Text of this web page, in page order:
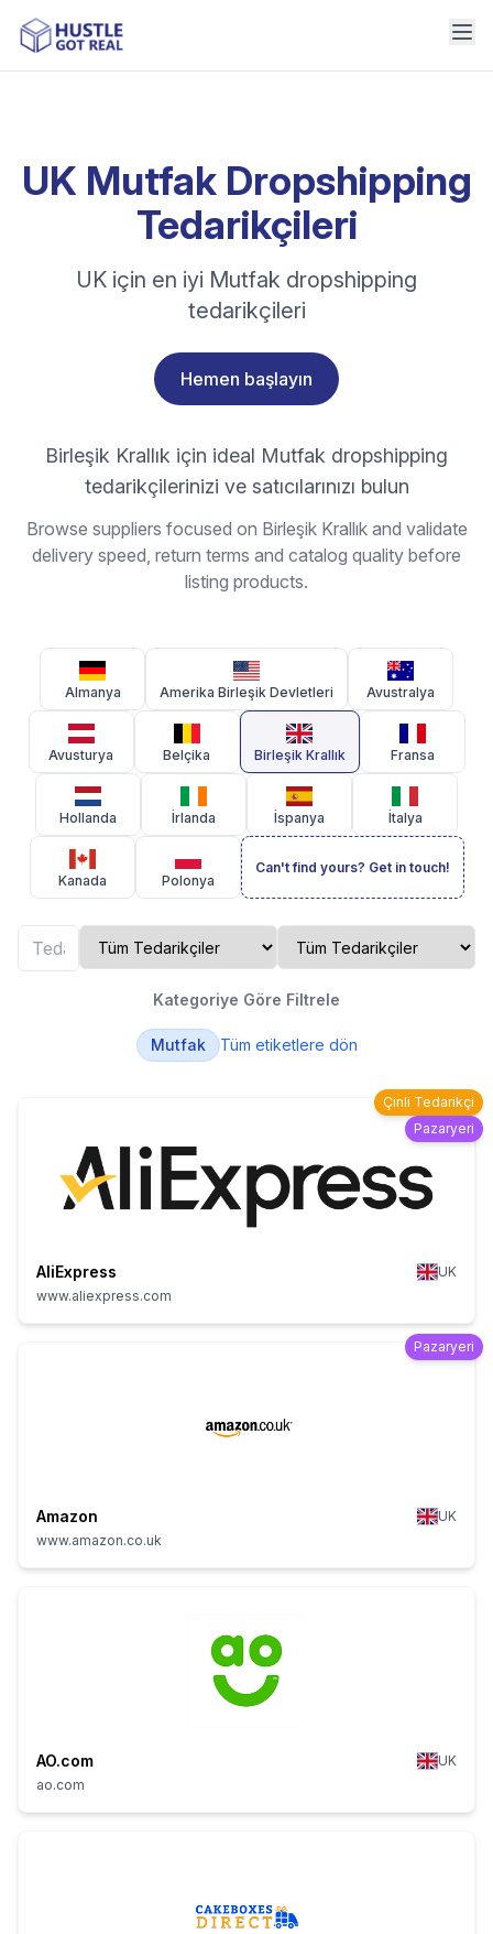
UK Mutfak Dropshipping
Tedarikçileri
UK için en iyi Mutfak dropshipping
tedarikçileri
Hemen başlayın
Birleşik Krallık için ideal Mutfak dropshipping
tedarikçilerinizi ve satıcılarınızı bulun
Browse suppliers focused on Birleşik Krallık and validate
delivery speed, return terms and catalog quality before
listing products.
Almanya Amerika Birleşik Devletleri Avustralya
Avusturya Belçika Birleşik Krallık Fransa
Hollanda İrlanda İspanya İtalya
Kanada Polonya
Can't find yours? Get in touch!
Kategoriye Göre Filtrele
Mutfak Tüm etiketlere dön
Çinli Tedarikçi
Pazaryeri
AliExpress
UK
www.aliexpress.com
Pazaryeri
Amazon
UK
www.amazon.co.uk
AO.com
UK
ao.com